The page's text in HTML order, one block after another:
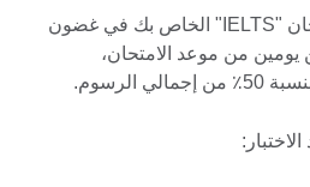
إذا قمت بإلغاء تسجيل امتحان "IELTS" الخاص بك في غضون
يومين من موعد الامتحان،
الرسوم.